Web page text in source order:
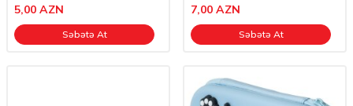
5,00 AZN
Səbətə At
7,00 AZN
Səbətə At